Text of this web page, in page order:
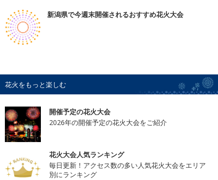
新潟県で今週末開催されるおすすめ花火大会
花火をもっと楽しむ
開催予定の花火大会
2026年の開催予定の花火大会をご紹介
花火大会人気ランキング
毎日更新！アクセス数の多い人気花火大会をエリア
別にランキング